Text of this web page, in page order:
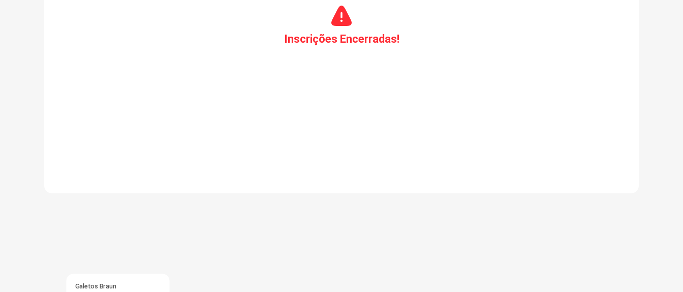
Inscrições Encerradas!
Galetos Braun